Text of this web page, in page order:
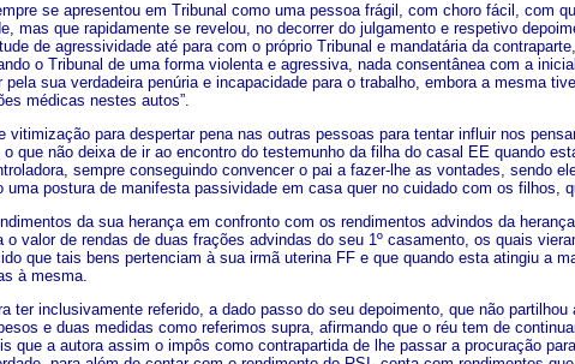
se apresentou em Tribunal como uma pessoa frágil, com choro fácil, com
mas que rapidamente se revelou, no decorrer do julgamento e respetivo
de agressividade até para com o próprio Tribunal e mandatária da
o Tribunal de uma forma violenta e agressiva, nada consentânea com a
sua verdadeira penúria e incapacidade para o trabalho, embora a mesma
médicas nestes autos”.
para despertar pena nas outras pessoas para tentar influir nos
que não deixa de ir ao encontro do testemunho da filha do casal EE quando
sempre conseguindo convencer o pai a fazer-lhe as vontades, sendo
postura de manifesta passividade em casa quer no cuidado com os filhos,
da sua herança em confronto com os rendimentos advindos da
valor de rendas de duas frações advindas do seu 1º casamento, os quais
que tais bens pertenciam à sua irmã uterina FF e que quando esta atingiu a
à mesma.
ter inclusivamente referido, a dado passo do seu depoimento, que não
e duas medidas como referimos supra, afirmando que o réu tem de
que a autora assim o impôs como contrapartida de lhe passar a procuração